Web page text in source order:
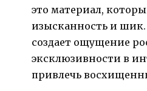
это материал,
изысканность и
создает ощущение
эксклюзивности в
привлечь